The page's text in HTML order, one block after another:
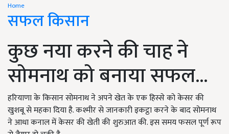
Home
सफल किसान
कुछ नया करने की चाह ने
सोमनाथ को बनाया सफल...
हरियाणा के किसान सोमनाथ ने अपने खेत के एक हिस्से को केसर की
खुशबू से महका दिया है. कश्मीर से जानकारी इकट्ठा करने के बाद सोमनाथ
ने आधा कनाल में केसर की खेती की शुरुआत की. इस समय फसल पूर्ण रूप